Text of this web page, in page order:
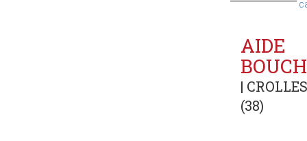
AIDE
| CROLLES
(38)